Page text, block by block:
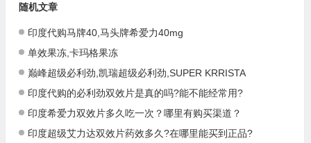
随机文章
印度代购马牌40,马头牌希爱力40mg
单效果冻,卡玛格果冻
巅峰超级必利劲,凯瑞超级必利劲,SUPER KRRISTA
印度代购的必利劲双效片是真的吗?能不能经常用?
印度希爱力双效片多久吃一次？哪里有购买渠道？
印度超级艾力达双效片药效多久?在哪里能买到正品?